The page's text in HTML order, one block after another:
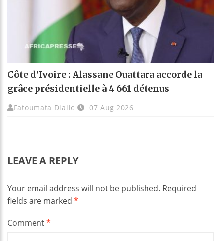
Côte d’Ivoire : Alassane Ouattara accorde la
grâce présidentielle à 4 661 détenus
Fatoumata Diallo 07 Aug 2026
LEAVE A REPLY
Your email address will not be published. Required
fields are marked *
Comment*